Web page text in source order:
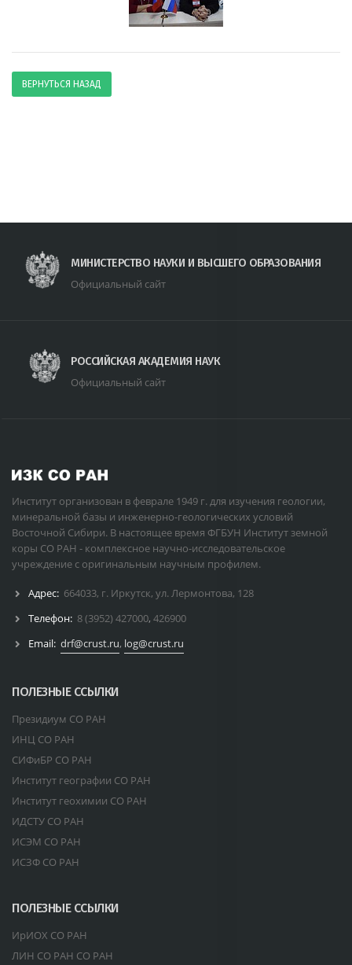
ВЕРНУТЬСЯ НАЗАД
МИНИСТЕРСТВО НАУКИ И ВЫСШЕГО ОБРАЗОВАНИЯ
Официальный сайт
РОССИЙСКАЯ АКАДЕМИЯ НАУК
Официальный сайт
Институт организован в феврале 1949 г. для изучения геологии,
минеральной базы и инженерно-геологических условий
Восточной Сибири. В настоящее время ФГБУН Институт земной
коры СО РАН - комплексное научно-исследовательское
учреждение с оригинальным научным профилем.
Адрес: 664033, г. Иркутск, ул. Лермонтова, 128
Телефон: 8 (3952) 427000, 426900
Email: drf@crust.ru, log@crust.ru
ПОЛЕЗНЫЕ ССЫЛКИ
Президиум СО РАН
ИНЦ СО РАН
СИФиБР СО РАН
Институт географии СО РАН
Институт геохимии СО РАН
ИДСТУ СО РАН
ИСЭМ СО РАН
ИСЗФ СО РАН
ПОЛЕЗНЫЕ ССЫЛКИ
ИрИОХ СО РАН
ЛИН СО РАН СО РАН